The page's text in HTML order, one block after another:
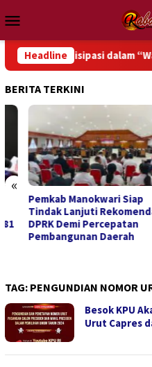
ke
kontenMobile
Headlinedalam “War”
BERITA TERKINI
«
Pemkab Manokwari Siap
Tindak Lanjuti Rekomendasi
DPRK Demi Percepatan
Pembangunan Daerah
TAG: PENGUNDIAN NOMOR
Besok KPU
Urut Capres